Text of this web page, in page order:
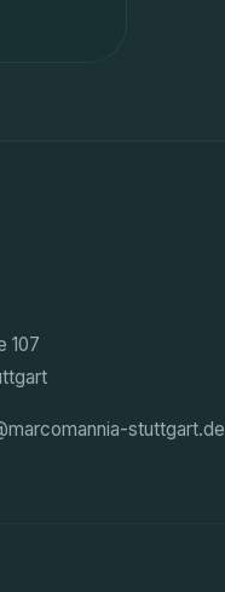
107
stuttgart.de